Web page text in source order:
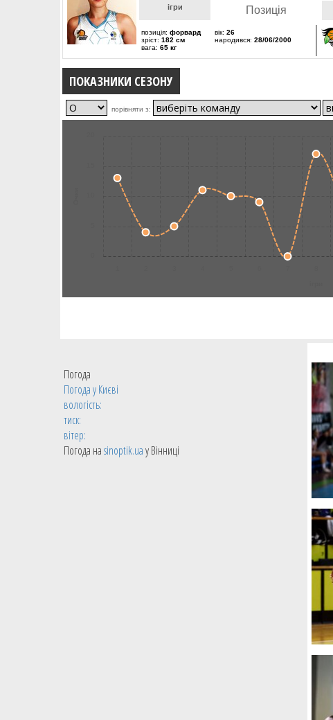
ігри
Позиція
позиція: форвард
зріст: 182 см
вага: 65 кг
вік: 26
народився: 28/06/2000
ПОКАЗНИКИ СЕЗОНУ
порівняти з:
Погода
Погода уКиєві
вологість:
тиск:
вітер:
Погода наsinoptik.uaу Вінниці